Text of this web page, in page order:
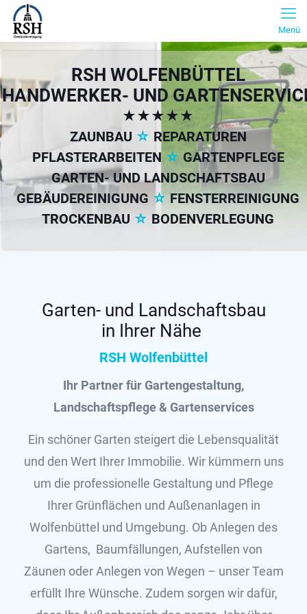
Menü
RSH WOLFENBÜTTEL
HANDWERKER- UND
★★★★★
ZAUNBAU ☆ REPARATUREN
PFLASTERARBEITEN ☆ GARTENPFLEGE
GARTEN- UND LANDSCHAFTSBAU
GEBÄUDEREINIGUNG ☆FENSTERREINIGUNG
TROCKENBAU ☆ BODENVERLEGUNG
Garten- und Landschaftsbau
in Ihrer Nähe
RSH Wolfenbüttel
Ihr Partner für Gartengestaltung,
Landschaftspflege & Gartenservices
Ein schöner Garten steigert die Lebensqualität
und den Wert Ihrer Immobilie. Wir kümmern uns
um die professionelle Gestaltung und Pflege
Ihrer Grünflächen und Außenanlagen in
Wolfenbüttel und Umgebung. Ob Anlegen des
Gartens, Baumfällungen, Aufstellen von
Zäunen oder Anlegen von Wegen – unser Team
erfüllt Ihre Wünsche. Zudem sorgen wir dafür,